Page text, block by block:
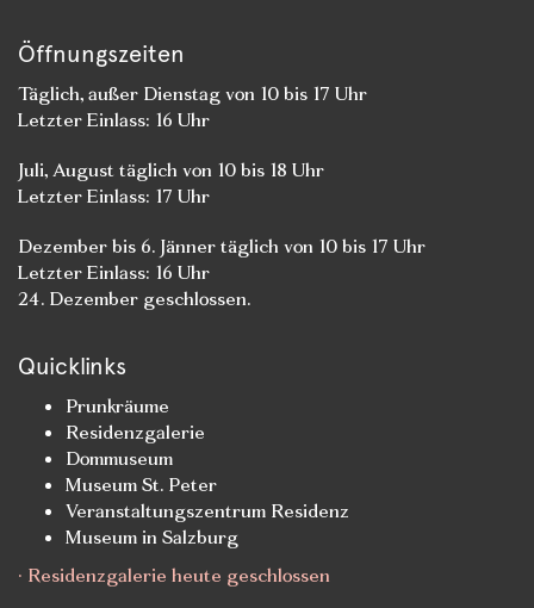
Öffnungszeiten
Täglich, außer Dienstag von 10 bis 17 Uhr
Letzter Einlass: 16 Uhr
Juli, August täglich von 10 bis 18 Uhr
Letzter Einlass: 17 Uhr
Dezember bis 6. Jänner täglich von 10 bis 17 Uhr
Letzter Einlass: 16 Uhr
24. Dezember geschlossen.
Quicklinks
Prunkräume
Residenzgalerie
Dommuseum
Museum St. Peter
Veranstaltungszentrum Residenz
Museum in Salzburg
· Residenzgalerie heute geschlossen